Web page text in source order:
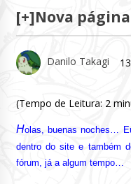
[+]Nova
Danilo Takagi
(Tempo de Leitura: 2
Holas, buenas noches…
dentro do site e também
fórum, já a algum tempo…